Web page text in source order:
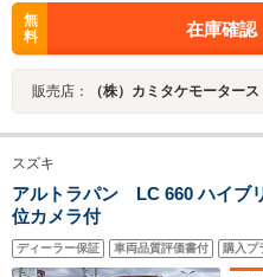
無
料
在庫確認
販売店： （株）カミタケモーター
スズキ
アルトラパン LC 660 ハイ
位カメラ付
ディーラー保証 車両品質評価書付 購入プ